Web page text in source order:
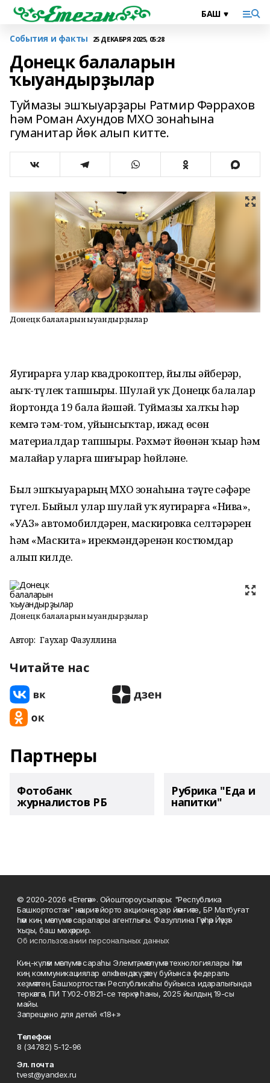
События и факты 25 ДЕКАБРЯ 2025, 05:28
Донецк балаларын
ҡыуандырҙылар
Туймазы эшҡыуарҙары Ратмир Фәррахов
һәм Роман Ахундов МХО зонаһына
гуманитар йөк алып китте.
Донецк балаларын ҡыуандырҙылар
Яугирҙарға улар квадрокоптер, йылы әйберҙәр,
аҙыҡ-түлек тапшырҙы. Шулай уҡ Донецк балалар
йортонда 19 бала йәшәй. Туймазы халҡы һәр
кемгә тәм-том, уйынсыҡтар, ижад өсөн
материалдар тапшырҙы. Рәхмәт йөҙөнән ҡыҙҙар һәм
малайҙар уларға шиғырҙар һөйләне.
Был эшҡыуарҙарҙың МХО зонаһына тәүге сәфәре
түгел. Быйыл улар шулай уҡ яугирҙарға «Нива»,
«УАЗ» автомобилдәрен, маскировка селтәрҙәрен
һәм «Маскита» ирекмәндәренән костюмдар
алып килде.
Донецк балаларын ҡыуандырҙылар
Автор: Гаухар Фазуллина
Читайте нас
Партнеры
Фотобанк
журналистов РБ
Рубрика "Еда и
напитки"
© 2020-2026 «Етегән». Ойоштороусылары: "Республика
Башкортостан" нәшриәт йорто акционерҙар йәмғиәте, БР Матбуғат
һәм киң мәғлүмәт саралары агентлығы. Фазуллина Гәүһәр Йәүҙәт
ҡыҙы, баш мөхәррир.
Об использовании персональных данных
Киң-күләм мәғлүмәт сараһы Элемтә, мәғлүмәт технологиялары һәм
киң коммуникациялар өлкәһендә күҙәтеү буйынса федераль
хеҙмәттең Башҡортостан Республикаһы буйынса идаралығында
теркәлгән, ПИ ТУ02-01821-се теркәү һаны, 2025 йылдың 19-сы
майы.
Запрещено для детей «18+»
Телефон
8 (34782) 5-12-96
Эл. почта
tvest@yandex.ru